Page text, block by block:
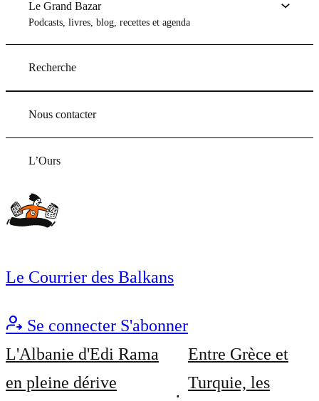
Le Grand Bazar
Podcasts, livres, blog, recettes et agenda
Recherche
Nous contacter
L’Ours
Le Courrier des Balkans
Se connecter S'abonner
L'Albanie d'Edi Rama
en pleine dérive
Entre Grèce et
Turquie, les